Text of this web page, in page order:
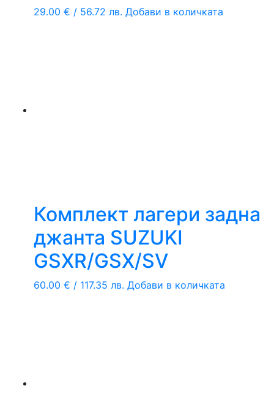
29.00 € / 56.72 лв. Добави в количката
Комплект лагери задна
джанта SUZUKI
GSXR/GSX/SV
60.00 € / 117.35 лв. Добави в количката